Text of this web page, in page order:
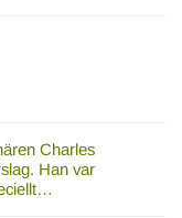
Charles
Han var